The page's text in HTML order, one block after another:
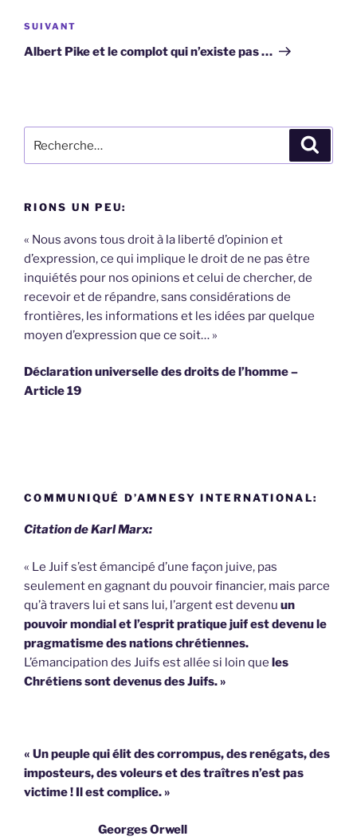
Article
suivant
SUIVANT
Albert Pike et le complot qui n’existe pas …
pour
RIONS UN PEU:
« Nous avons tous droit à la liberté d’opinion et
d’expression, ce qui implique le droit de ne pas être
inquiétés pour nos opinions et celui de chercher, de
recevoir et de répandre, sans considérations de
frontières, les informations et les idées par quelque
moyen d’expression que ce soit… »
Déclaration universelle des droits de l’homme –
Article 19
COMMUNIQUÉ D’AMNESY INTERNATIONAL:
Citation de Karl Marx:
« Le Juif s’est émancipé d’une façon juive, pas
seulement en gagnant du pouvoir financier, mais parce
qu’à travers lui et sans lui, l’argent est devenu un
pouvoir mondial et l’esprit pratique juif est devenu le
pragmatisme des nations chrétiennes.
L’émancipation des Juifs est allée si loin que les
Chrétiens sont devenus des Juifs. »
« Un peuple qui élit des corrompus, des renégats, des
imposteurs, des voleurs et des traîtres n’est pas
victime !
Il est complice. »
Georges Orwell